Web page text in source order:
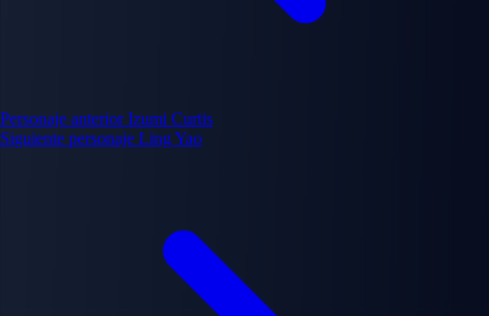
Personaje anterior Izumi Curtis
Siguiente personaje Ling Yao